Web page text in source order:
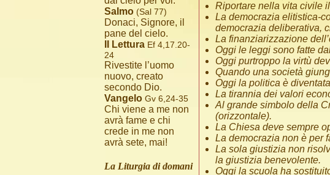
Riportare nella vita civile
La democrazia elitistica-
democrazia deliberativa,
La finanziarizzazione
Oggi le leggi sono fatte
Oggi purtroppo la virtù
Quando una società
Oggi la politica è
La tirannia dei valori
Al grande simbolo della
(orizzontale).
La Chiesa deve sempre
La democrazia non è per
La sola giustizia non
la giustizia benevolente.
Oggi la scuola ha
Salmo (Sal 77)
Donaci, Signore, il
pane del cielo.
II Lettura Ef 4,17.20-
24
Rivestite l’uomo
nuovo, creato
secondo Dio.
Vangelo Gv 6,24-35
Chi viene a me non
avrà fame e chi
crede in me non
avrà sete, mai!
La Liturgia di domani